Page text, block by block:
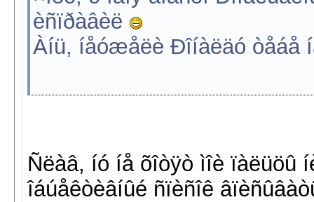
èñïðàâèë
Àíü, íåóæåëè Ðîíàëäó òåáå
Ñëàâ, íó íå õîòÿò ìîè ïàëüöû
îáúåêòèâíûé ñïèñîê